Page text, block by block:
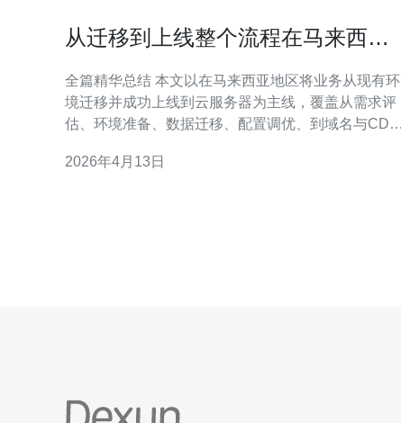
从迁移到上线整个流程在马来西亚
全篇精华总结 本文以在马来西亚地区将业务从现有环
境迁移并成功上线到云服务器为主线，覆盖从需求评
估、环境准备、数据迁移、配置调优、到域名与CDN
险灰度发布、DNS切换策略（TTL控制、回滚点）、
2026年4月13日